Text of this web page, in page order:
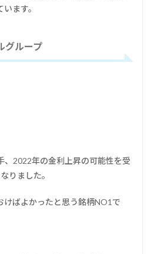
ます。
グループ
、2022年の金利上昇の可能性を受
りました。
けばよかったと思う銘柄NO1で